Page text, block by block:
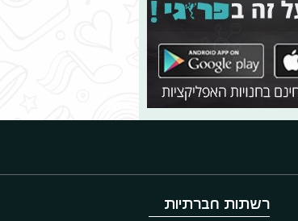
רשתות חברתיות